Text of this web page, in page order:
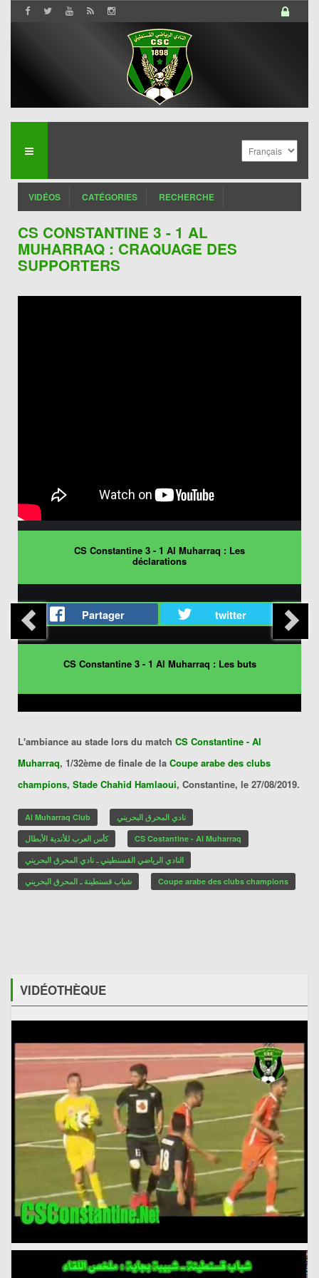
VIDÉOS CATÉGORIES RECHERCHE
CS CONSTANTINE 3 - 1 AL
MUHARRAQ : CRAQUAGE DES
SUPPORTERS
CS Constantine 3 - 1 Al Muharraq : Les
déclarations
Partager twitter
CS Constantine 3 - 1 Al Muharraq : Les buts
L'ambiance au stade lors du match CS Constantine - Al
Muharraq, 1/32ème de finale de la Coupe arabe des clubs
champions, Stade Chahid Hamlaoui, Constantine, le 27/08/2019.
Al Muharraq Club
نادي المحرق البحريني
كأس العرب للأندية الأبطال
CS Costantine - Al Muharraq
النادي الرياضي القسنطيني ـ نادي المحرق البحريني
شباب قسنطينة ـ المحرق البحريني
Coupe arabe des clubs champions
VIDÉOTHÈQUE